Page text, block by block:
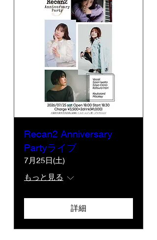
Recan2 Anniversary
Partyライブ
7月25日(土)
もっと見る
詳細